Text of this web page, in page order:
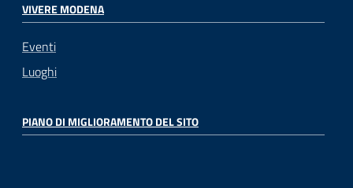
VIVERE MODENA
Eventi
Luoghi
PIANO DI MIGLIORAMENTO DEL SITO